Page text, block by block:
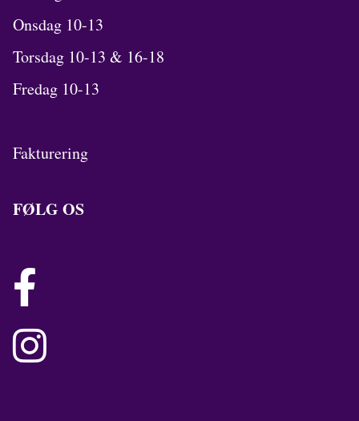
Onsdag 10-13
Torsdag 10-13 & 16-18
Fredag 10-13
Fakturering
FØLG OS

